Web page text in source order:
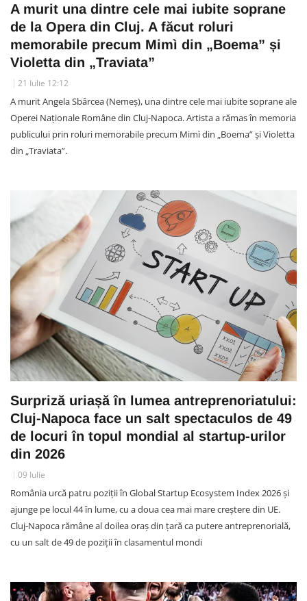
A murit una dintre cele mai iubite soprane
de la Opera din Cluj. A făcut roluri
memorabile precum Mimì din „Boema” și
Violetta din „Traviata”
21 Iulie 12:12
A murit Angela Sbârcea (Nemeș), una dintre cele mai iubite soprane ale
Operei Naționale Române din Cluj-Napoca. Artista a rămas în memoria
publicului prin roluri memorabile precum Mimì din „Boema” și Violetta
din „Traviata”.
Surpriză uriașă în lumea antreprenoriatului:
Cluj-Napoca face un salt spectaculos de 49
de locuri în topul mondial al startup-urilor
din 2026
09 Iulie
România urcă patru poziții în Global Startup Ecosystem Index 2026 și
ajunge pe locul 44 în lume, cu a doua cea mai mare creștere din UE.
Cluj-Napoca rămâne al doilea oraș din țară ca putere antreprenorială,
cu un salt de 49 de poziții în clasamentul mondi